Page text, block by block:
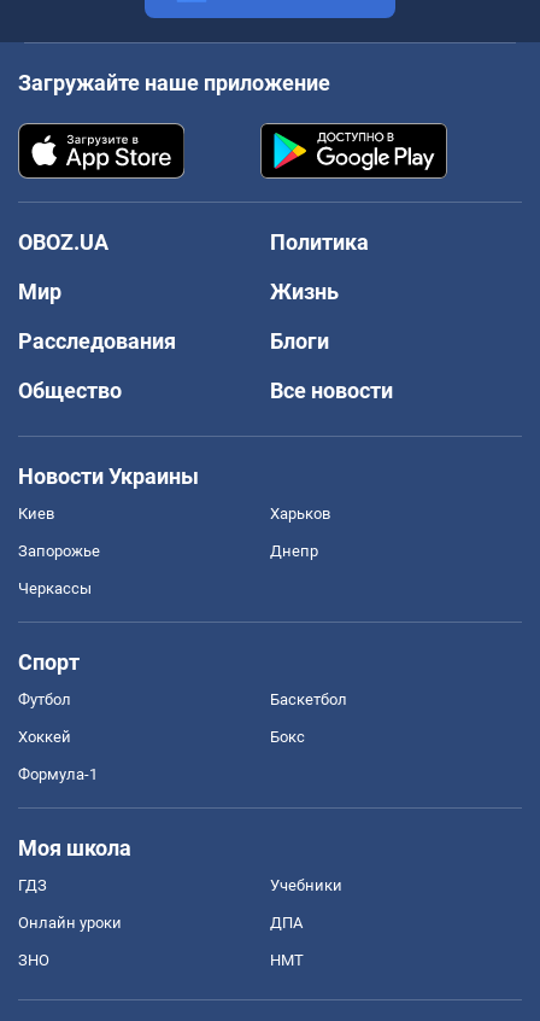
Загружайте наше приложение
OBOZ.UA
Политика
Мир
Жизнь
Расследования
Блоги
Общество
Все новости
Новости Украины
Киев Харьков
Запорожье Днепр
Черкассы
Спорт
Футбол Баскетбол
Хоккей Бокс
Формула-1
Моя школа
ГДЗ Учебники
Онлайн уроки ДПА
ЗНО НМТ